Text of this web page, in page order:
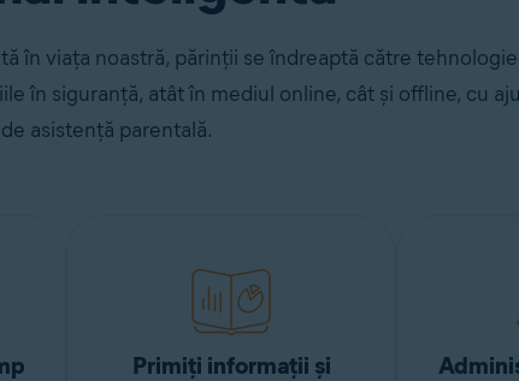
în viața noastră, părinții se îndreaptă către
în siguranță, atât în mediul online, cât și offline, cu
asistență parentală.
Primiți informații și